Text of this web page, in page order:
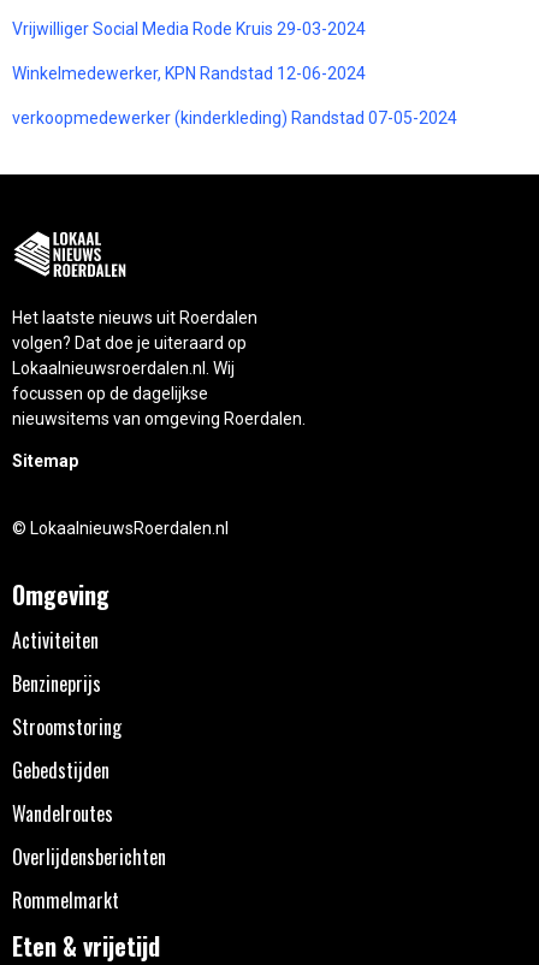
Vrijwilliger Social Media Rode Kruis 29-03-2024
Winkelmedewerker, KPN Randstad 12-06-2024
verkoopmedewerker (kinderkleding) Randstad 07-05-2024
Het laatste nieuws uit Roerdalen
volgen? Dat doe je uiteraard op
Lokaalnieuwsroerdalen.nl. Wij
focussen op de dagelijkse
nieuwsitems van omgeving Roerdalen.
Sitemap
© LokaalnieuwsRoerdalen.nl
Omgeving
Activiteiten
Benzineprijs
Stroomstoring
Gebedstijden
Wandelroutes
Overlijdensberichten
Rommelmarkt
Eten & vrijetijd